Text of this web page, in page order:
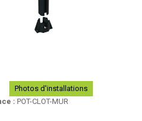
Photos d'installations
: POT-CLOT-MUR